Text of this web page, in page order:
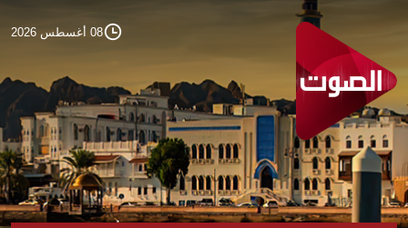
08 أغسطس 2026